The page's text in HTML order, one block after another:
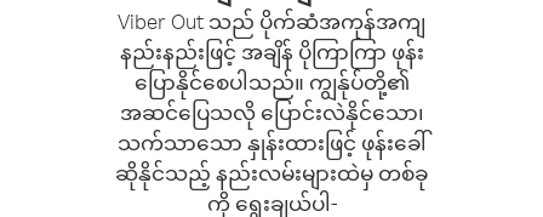
Viber Out သည် ပိုက်ဆံအကုန်အကျ
နည်းနည်းဖြင့် အချိန် ပိုကြာကြာ ဖုန်း
ပြောနိုင်စေပါသည်။ ကျွန်ုပ်တို့၏
အဆင်ပြေသလို ပြောင်းလဲနိုင်သော၊
သက်သာသော နှုန်းထားဖြင့် ဖုန်းခေါ်
ဆိုနိုင်သည့် နည်းလမ်းများထဲမှ တစ်ခု
ကို ရွေးချယ်ပါ-